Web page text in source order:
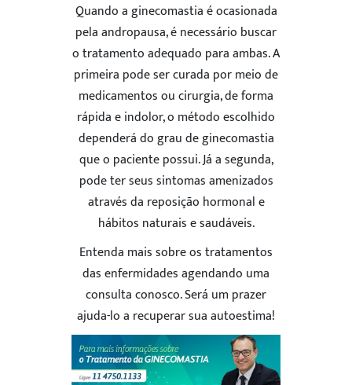
Quando a ginecomastia é ocasionada
pela andropausa, é necessário buscar
o tratamento adequado para ambas. A
primeira pode ser curada por meio de
medicamentos ou cirurgia, de forma
rápida e indolor, o método escolhido
dependerá do grau de ginecomastia
que o paciente possui. Já a segunda,
pode ter seus sintomas amenizados
através da reposição hormonal e
hábitos naturais e saudáveis.
Entenda mais sobre os tratamentos
das enfermidades agendando uma
consulta conosco. Será um prazer
ajuda-lo a recuperar sua autoestima!